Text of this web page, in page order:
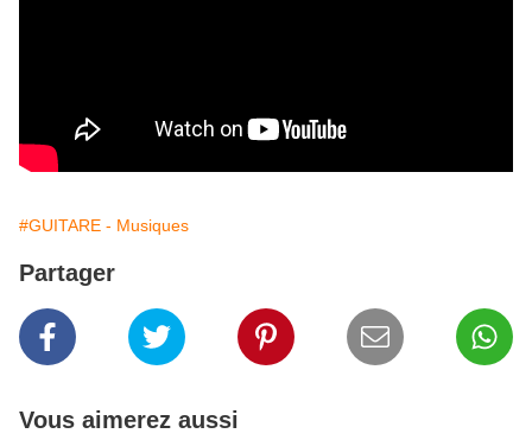
#GUITARE - Musiques
Partager
Vous aimerez aussi